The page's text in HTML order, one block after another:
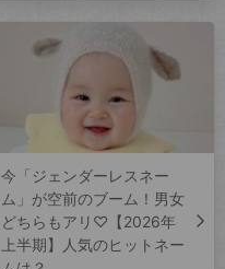
今「ジェンダーレスネー
ム」が空前のブーム！男女
どちらもアリ♡【2026年
上半期】人気のヒットネー